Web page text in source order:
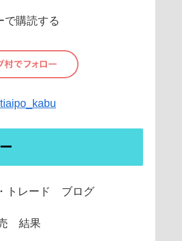
で購読する
トレード ブログ
結果